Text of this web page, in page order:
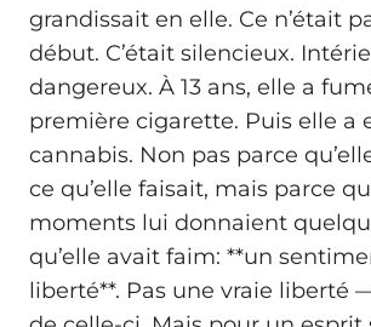
grandissait en elle. Ce n’était
début. C’était silencieux.
dangereux. À 13 ans, elle a
première cigarette. Puis elle a
cannabis. Non pas parce
ce qu’elle faisait, mais parce
moments lui donnaient
qu’elle avait faim: **un
liberté**. Pas une vraie liberté